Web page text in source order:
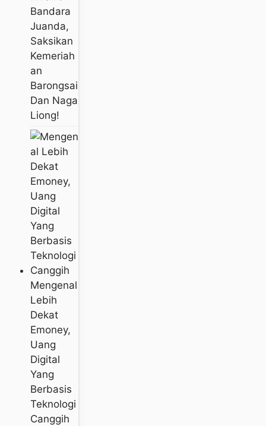
Bandara
Juanda,
Saksikan
Kemeriah
An
Barongsai
Dan Naga
Liong!
Mengenal
Lebih
Dekat
Emoney,
Uang
Digital
Yang
Berbasis
Teknologi
Canggih